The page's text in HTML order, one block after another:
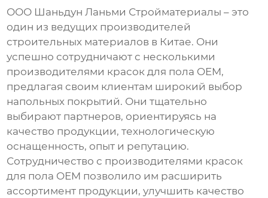
ООО Шаньдун Ланьми Стройматериалы – это
один из ведущих производителей
строительных материалов в Китае. Они
успешно сотрудничают с несколькими
производителями красок для пола OEM,
предлагая своим клиентам широкий выбор
напольных покрытий. Они тщательно
выбирают партнеров, ориентируясь на
качество продукции, технологическую
оснащенность, опыт и репутацию.
Сотрудничество с производителями красок
для пола OEM позволило им расширить
ассортимент продукции, улучшить качество